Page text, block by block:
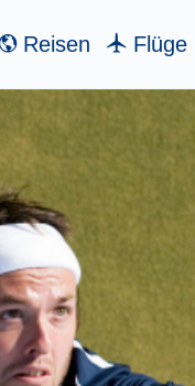
Reisen Flüge